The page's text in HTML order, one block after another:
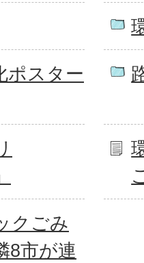
ポスター
クごみ
8市が連